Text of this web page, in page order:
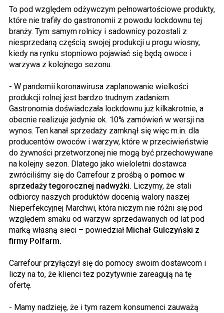
To pod względem odżywczym pełnowartościowe produkty,
które nie trafiły do gastronomii z powodu lockdownu tej
branży. Tym samym rolnicy i sadownicy pozostali z
niesprzedaną częścią swojej produkcji u progu wiosny,
kiedy na rynku stopniowo pojawiać się będą owoce i
warzywa z kolejnego sezonu.
- W pandemii koronawirusa zaplanowanie wielkości
produkcji rolnej jest bardzo trudnym zadaniem.
Gastronomia doświadczała lockdownu już kilkakrotnie, a
obecnie realizuje jedynie ok. 10% zamówień w wersji na
wynos. Ten kanał sprzedaży zamknął się więc m.in. dla
producentów owoców i warzyw, które w przeciwieństwie
do żywności przetworzonej nie mogą być przechowywane
na kolejny sezon. Dlatego jako wieloletni dostawca
zwróciliśmy się do Carrefour z prośbą o pomoc w
sprzedaży tegorocznej nadwyżki. Liczymy, że stali
odbiorcy naszych produktów docenią walory naszej
Nieperfekcyjnej Marchwi, która niczym nie różni się pod
względem smaku od warzyw sprzedawanych od lat pod
marką własną sieci – powiedział Michał Gulczyński z
firmy Polfarm.
Carrefour przyłączył się do pomocy swoim dostawcom i
liczy na to, że klienci tez pozytywnie zareagują na tę
ofertę.
- Mamy nadzieję, że i tym razem konsumenci zauważą